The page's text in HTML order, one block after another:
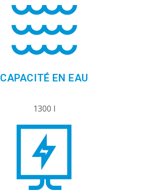
CAPACITÉ EN EAU
1300 l